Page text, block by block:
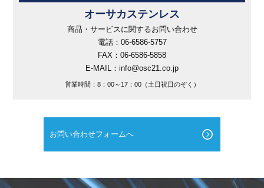
オーサカステンレス
商品・サービスに関するお問い合わせ
電話：06-6586-5757
FAX：06-6586-5858
E-MAIL：info@osc21.co.jp
営業時間：8：00～17：00（土日祝日のぞく）
お問い合わせフォームへ